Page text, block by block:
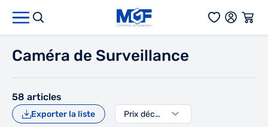
Caméra de Surveillance
58 articles
Exporter la liste